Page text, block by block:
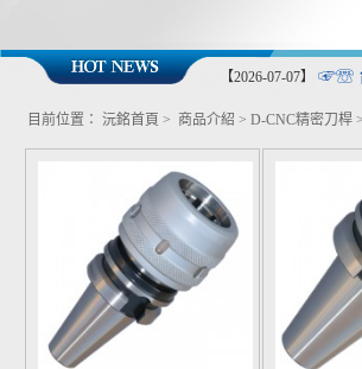
【2026-07-07】 ☞☏
目前位置： 沅銘首頁 > 商品介紹 > D-CNC精密刀桿 >